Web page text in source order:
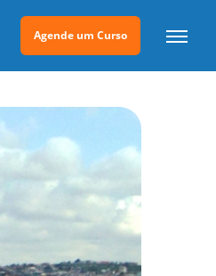
Agende um Curso